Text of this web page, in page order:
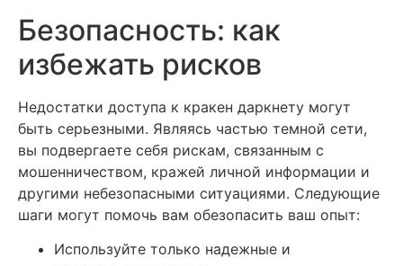
Безопасность: как
избежать рисков
Недостатки доступа к кракен даркнету могут
быть серьезными. Являясь частью темной сети,
вы подвергаете себя рискам, связанным с
мошенничеством, кражей личной информации и
другими небезопасными ситуациями. Следующие
шаги могут помочь вам обезопасить ваш опыт:
Используйте только надежные и